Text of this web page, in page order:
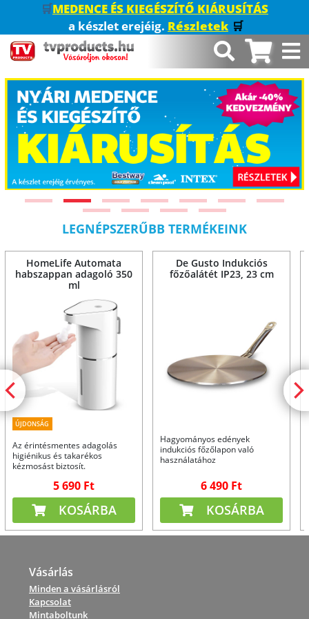
🛒MEDENCE ÉS KIEGÉSZÍTŐ KIÁRUSÍTÁS
a készlet erejéig. Részletek 🛒
LEGNÉPSZERŰBB TERMÉKEINK
HomeLife Automata
habszappan adagoló 350
ml
ÚJDONSÁG
Az érintésmentes adagolás
higiénikus és takarékos
kézmosást biztosít.
5 690 Ft
KOSÁRBA
De Gusto Indukciós
főzőalátét IP23, 23 cm
Hagyományos edények
indukciós főzőlapon való
használatához
6 490 Ft
KOSÁRBA
Vásárlás
Minden a vásárlásról
Kapcsolat
Mintaboltunk